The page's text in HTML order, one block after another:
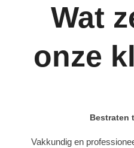
Wat
onze
Bestraten
Vakkundig en